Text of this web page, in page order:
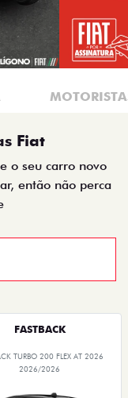
Fiat
o seu carro novo
então não perca
FASTBACK
TURBO 200 FLEX AT 2026
2026/2026